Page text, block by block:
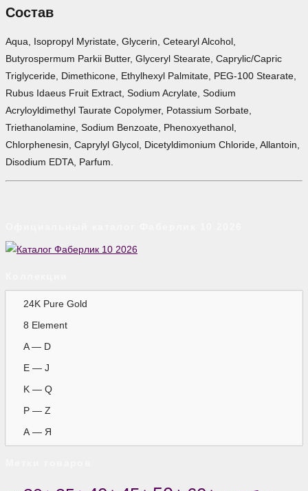
Состав
Aqua, Isopropyl Myristate, Glycerin, Cetearyl Alcohol,
Butyrospermum Parkii Butter, Glyceryl Stearate, Caprylic/Capric
Triglyceride, Dimethicone, Ethylhexyl Palmitate, PEG-100 Stearate,
Rubus Idaeus Fruit Extract, Sodium Acrylate, Sodium
Acryloyldimethyl Taurate Copolymer, Potassium Sorbate,
Triethanolamine, Sodium Benzoate, Phenoxyethanol,
Chlorphenesin, Caprylyl Glycol, Dicetyldimonium Chloride, Allantoin,
Disodium EDTA, Parfum.
24K Pure Gold
8 Element
A — D
E — J
K — Q
P — Z
А — Я